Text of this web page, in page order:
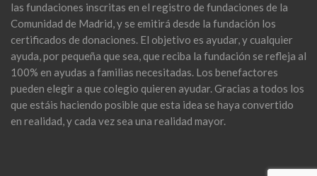
las fundaciones inscritas en el registro de fundaciones de la
Comunidad de Madrid, y se emitirá desde la fundación los
certificados de donaciones. El objetivo es ayudar, y cualquier
ayuda, por pequeña que sea, que reciba la fundación se refleja al
100% en ayudas a familias necesitadas. Los benefactores
pueden elegir a que colegio quieren ayudar. Gracias a todos los
que estáis haciendo posible que esta idea se haya convertido
en realidad, y cada vez sea una realidad mayor.